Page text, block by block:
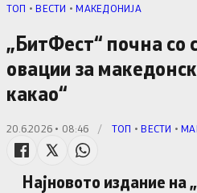
TОП •ВЕСТИ •МАКЕДОНИЈА
„БитФест“ почна со
овации за
какао“
20.6.2026 • 08:46 / TОП •ВЕСТИ •
Најновото издание на